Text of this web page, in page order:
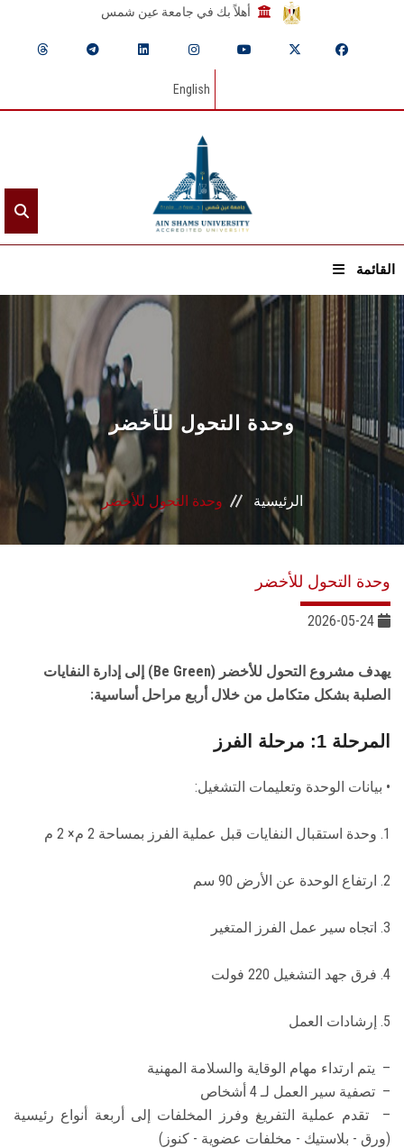
أهلاً بك في جامعة عين شمس
English
القائمة
عن الجامعة
القطاعـات
الشئون الأكاديمية
البحث العلمي
الأنظمة الذكية
سجل الان
وحدة التحول للأخضر
الرئيسية وحدة التحول للأخضر
وحدة التحول للأخضر
يهدف مشروع التحول للأخضر (Be Green) إلى إدارة النفايات
الصلبة بشكل متكامل من خلال أربع مراحل أساسية:
المرحلة 1: مرحلة الفرز
• بيانات الوحدة وتعليمات التشغيل:
1. وحدة استقبال النفايات قبل عملية الفرز بمساحة 2 م× 2 م
2. ارتفاع الوحدة عن الأرض 90 سم
3. اتجاه سير عمل الفرز المتغير
4. فرق جهد التشغيل 220 فولت
5. إرشادات العمل
– يتم ارتداء مهام الوقاية والسلامة المهنية
– تصفية سير العمل لـ 4 أشخاص
– تقدم عملية التفريغ وفرز المخلفات إلى أربعة أنواع رئيسية
(ورق - بلاستيك - مخلفات عضوية - كنوز)